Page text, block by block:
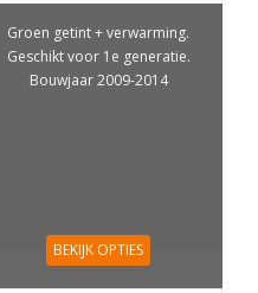
Groen getint + verwarming.
Geschikt voor 1e generatie.
Bouwjaar 2009-2014
BEKIJK OPTIES